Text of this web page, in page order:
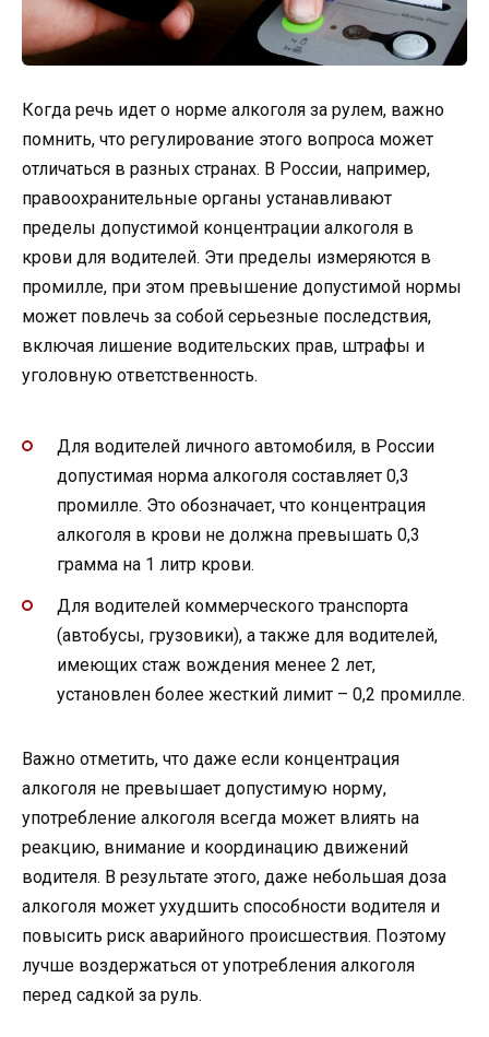
Когда речь идет о норме алкоголя за рулем, важно
помнить, что регулирование этого вопроса может
отличаться в разных странах. В России, например,
правоохранительные органы устанавливают
пределы допустимой концентрации алкоголя в
крови для водителей. Эти пределы измеряются в
промилле, при этом превышение допустимой нормы
может повлечь за собой серьезные последствия,
включая лишение водительских прав, штрафы и
уголовную ответственность.
Для водителей личного автомобиля, в России
допустимая норма алкоголя составляет 0,3
промилле. Это обозначает, что концентрация
алкоголя в крови не должна превышать 0,3
грамма на 1 литр крови.
Для водителей коммерческого транспорта
(автобусы, грузовики), а также для водителей,
имеющих стаж вождения менее 2 лет,
установлен более жесткий лимит – 0,2 промилле.
Важно отметить, что даже если концентрация
алкоголя не превышает допустимую норму,
употребление алкоголя всегда может влиять на
реакцию, внимание и координацию движений
водителя. В результате этого, даже небольшая доза
алкоголя может ухудшить способности водителя и
повысить риск аварийного происшествия. Поэтому
лучше воздержаться от употребления алкоголя
перед садкой за руль.